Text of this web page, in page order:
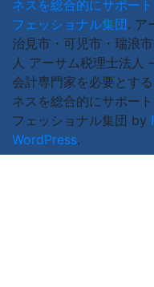
ネスを総合的にサポー
フェッショナル集団. ア
治見市・可児市・瑞浪
人 アーサム税理士法人
会計専門家を必要とす
ネスを総合的にサポー
フェッショナル集団 by
WordPress.